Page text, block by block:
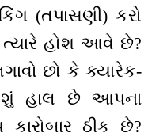
(તપાસણી) કરો
હોશ આવે છે?
છો કે ક્યારેક-
શું હાલ છે આપના
ઠીક છે?